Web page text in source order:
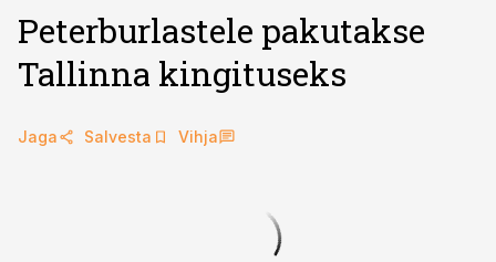
Peterburlastele pakutakse
Tallinna kingituseks
Jaga Salvesta Vihja